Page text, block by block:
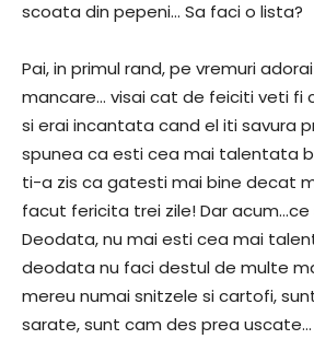
scoata din pepeni… Sa faci o lista?
Pai, in primul rand, pe vremuri
mancare… visai cat de feiciti veti fi
si erai incantata cand el iti savura
spunea ca esti cea mai talentata
ti-a zis ca gatesti mai bine decat
facut fericita trei zile! Dar
Deodata, nu mai esti cea mai
deodata nu faci destul de multe
mereu numai snitzele si cartofi,
sarate, sunt cam des prea